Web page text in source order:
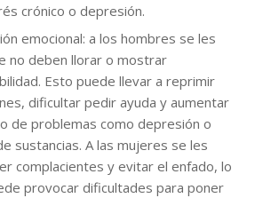
crónico o depresión.
emocional: a los hombres se les
no deben llorar o mostrar
Esto puede llevar a reprimir
dificultar pedir ayuda y aumentar
de problemas como depresión o
sustancias. A las mujeres se les
complacientes y evitar el enfado, lo
provocar dificultades para poner